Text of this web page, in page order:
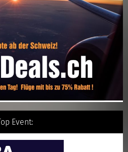
Top Event: